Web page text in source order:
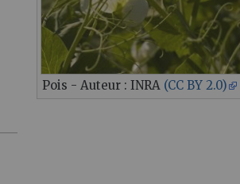
Pois - Auteur : INRA (CC BY 2.0)